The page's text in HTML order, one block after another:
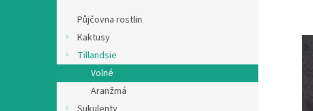
Půjčovna rostlin
Kaktusy
Tillandsie
Volné
Aranžmá